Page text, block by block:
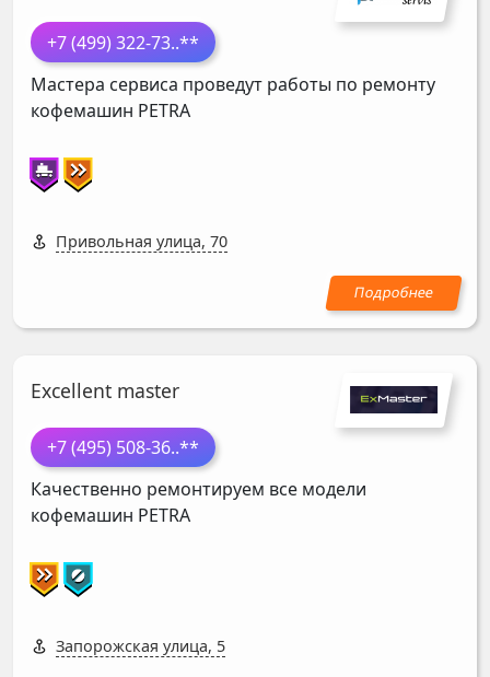
+7 (499) 322-73..**
Мастера сервиса проведут работы по ремонту
кофемашин PETRA
Привольная улица, 70
Excellent master
+7 (495) 508-36..**
Качественно ремонтируем все модели
кофемашин PETRA
Запорожская улица, 5